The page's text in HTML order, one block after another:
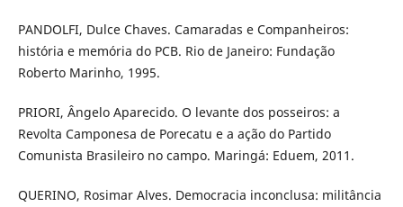
PANDOLFI, Dulce Chaves. Camaradas e Companheiros:
história e memória do PCB. Rio de Janeiro: Fundação
Roberto Marinho, 1995.
PRIORI, Ângelo Aparecido. O levante dos posseiros: a
Revolta Camponesa de Porecatu e a ação do Partido
Comunista Brasileiro no campo. Maringá: Eduem, 2011.
QUERINO, Rosimar Alves. Democracia inconclusa: militância